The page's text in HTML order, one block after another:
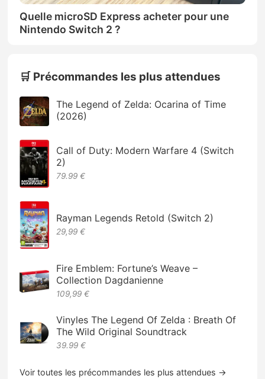
Quelle microSD Express acheter pour une
Nintendo Switch 2 ?
🛒 Précommandes les plus attendues
The Legend of Zelda: Ocarina of Time
(2026)
Call of Duty: Modern Warfare 4 (Switch
2)
79.99 €
Rayman Legends Retold (Switch 2)
29,99 €
Fire Emblem: Fortune’s Weave –
Collection Dagdanienne
109,99 €
Vinyles The Legend Of Zelda : Breath Of
The Wild Original Soundtrack
39.99 €
Voir toutes les précommandes les plus attendues →